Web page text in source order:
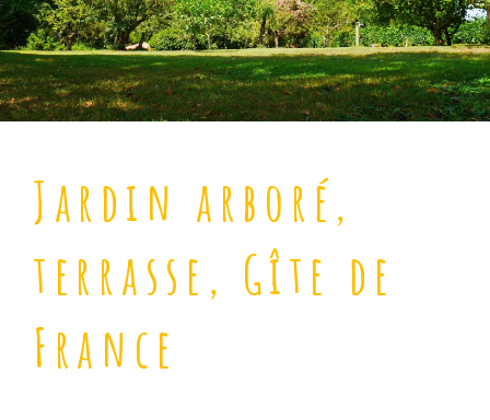
Jardin arboré,
terrasse, Gîte de
France